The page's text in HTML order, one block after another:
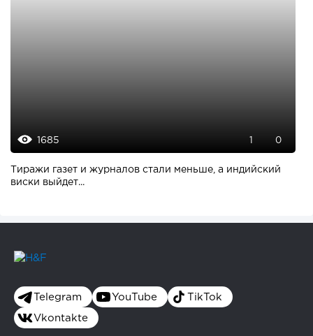
1685 0
Тиражи газет и журналов стали меньше, а индийский
виски выйдет...
Telegram YouTube TikTok
Vkontakte